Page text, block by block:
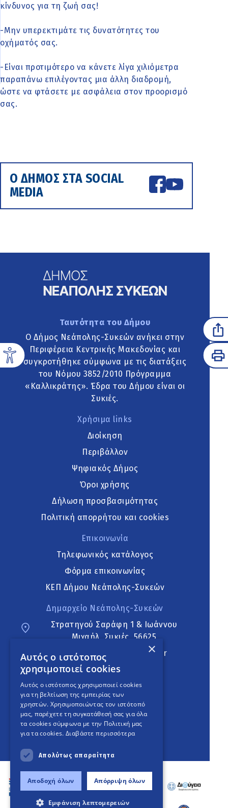
κίνδυνος για τη ζωή σας!
-Μην υπερεκτιμάτε τις δυνατότητες του
οχήματός σας.
-Είναι προτιμότερο να κάνετε λίγα χιλιόμετρα
παραπάνω επιλέγοντας μια άλλη διαδρομή,
ώστε να φτάσετε με ασφάλεια στον προορισμό
σας.
Ο ΔΗΜΟΣ ΣΤΑ SOCIAL
MEDIA
Ταυτότητα του Δήμου
Ο Δήμος Νεάπολης-Συκεών ανήκει στην
Περιφέρεια Κεντρικής Μακεδονίας και
συγκροτήθηκε σύμφωνα με τις διατάξεις
του Νόμου 3852/2010 Πρόγραμμα
«Καλλικράτης». Έδρα του Δήμου είναι οι
Συκιές.
Χρήσιμα links
Διοίκηση
Περιβάλλον
Ψηφιακός Δήμος
Όροι χρήσης
Δήλωση προσβασιμότητας
Πολιτική απορρήτου και cookies
Επικοινωνία
Τηλεφωνικός κατάλογος
Φόρμα επικοινωνίας
ΚΕΠ Δήμου Νεάπολης-Συκεών
Δημαρχείο Νεάπολης-Συκεών
Στρατηγού Σαράφη 1 & Ιωάννου
Μιχαήλ, Συκιές, 56625
neapoli.sykies@ddt.gov.gr
Ακολουθήστε
English Version
An project
×
Αυτός ο ιστότοπος
χρησιμοποιεί cookies
Αυτός ο ιστότοπος χρησιμοποιεί cookies
για τη βελτίωση της εμπειρίας των
χρηστών. Χρησιμοποιώντας τον ιστότοπό
μας, παρέχετε τη συγκατάθεσή σας για όλα
τα cookies σύμφωνα με την Πολιτική μας
για τα cookies. Διαβάστε περισσότερα
Απολύτως απαραίτητα
Αποδοχή όλων Απόρριψη όλων
Εμφάνιση λεπτομερειών